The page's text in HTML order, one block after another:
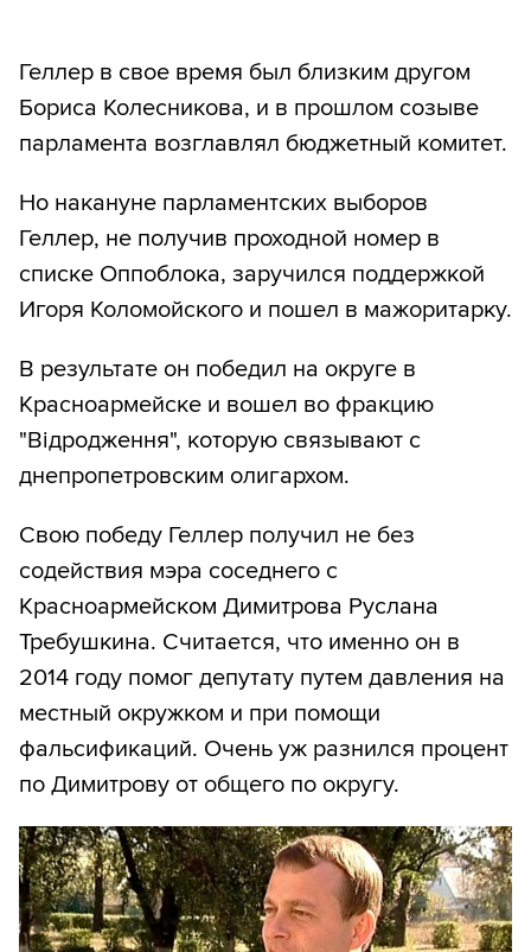
Геллер в свое время был близким другом
Бориса Колесникова, и в прошлом созыве
парламента возглавлял бюджетный комитет.
Но накануне парламентских выборов
Геллер, не получив проходной номер в
списке Оппоблока, заручился поддержкой
Игоря Коломойского и пошел в мажоритарку.
В результате он победил на округе в
Красноармейске и вошел во фракцию
"Відродження", которую связывают с
днепропетровским олигархом.
Свою победу Геллер получил не без
содействия мэра соседнего с
Красноармейском Димитрова Руслана
Требушкина. Считается, что именно он в
2014 году помог депутату путем давления на
местный окружком и при помощи
фальсификаций. Очень уж разнился процент
по Димитрову от общего по округу.